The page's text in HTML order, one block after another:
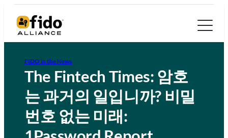
FIDO in the News
The Fintech Times: 암호
는 과거의 일입니까? 비밀
번호 없는 미래: